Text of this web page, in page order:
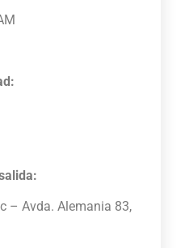
– Avda. Alemania 83,